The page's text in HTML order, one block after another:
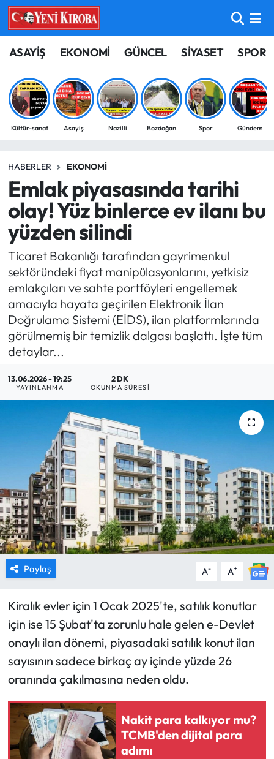
ASAYİŞ EKONOMİ GÜNCEL SİYASET SPOR
Kültür-sanat Asayiş Nazilli Bozdoğan Spor Gündem
HABERLER EKONOMI
Emlak piyasasında tarihi
olay! Yüz binlerce ev ilanı bu
yüzden silindi
Ticaret Bakanlığı tarafından gayrimenkul
sektöründeki fiyat manipülasyonlarını, yetkisiz
emlakçıları ve sahte portföyleri engellemek
amacıyla hayata geçirilen Elektronik İlan
Doğrulama Sistemi (EİDS), ilan platformlarında
görülmemiş bir temizlik dalgası başlattı. İşte tüm
detaylar...
13.06.2026 - 19:25
YAYINLANMA
2 DK
OKUNMA SÜRESI
Paylaş A- A+
Kiralık evler için 1 Ocak 2025'te, satılık konutlar
için ise 15 Şubat'ta zorunlu hale gelen e-Devlet
onaylı ilan dönemi, piyasadaki satılık konut ilan
sayısının sadece birkaç ay içinde yüzde 26
oranında çakılmasına neden oldu.
Nakit para kalkıyor mu?
TCMB'den dijital para
adımı
ASAYİŞ
BİLİM-TEKNOLOJİ
ÇEVRE
EĞİTİM
EKONOMİ
GÜNCEL
GÜNDEM
MAGAZİN
SAĞLIK
SİYASET
SPOR
TARIM
TURİZM
YAŞAM
RESMİ İLANLAR
HABER İLAN
Aydın Nöbetçi Eczaneler
Aydın Hava Durumu
Aydin Namaz Vakitleri
Süper Lig Puan Durumu ve Fikstür
Tüm Manşetler
Son Dakika Haberleri
Haber Arşivi